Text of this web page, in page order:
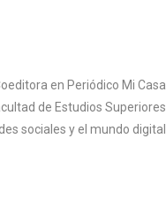
en Periódico Mi Casa.
de Estudios Superiores
sociales y el mundo digital.